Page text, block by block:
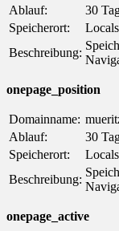
Ablauf:
30
Speicherort:
Beschreibung:
onepage_position
Domainname:
Ablauf:
30
Speicherort:
Beschreibung:
onepage_active